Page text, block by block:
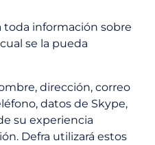
toda información sobre
se la pueda
dirección, correo
datos de Skype,
su experiencia
Defra utilizará estos